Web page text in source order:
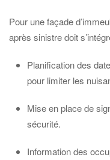
Pour une façade
après sinistre doit
Planification des
pour limiter les
Mise en place de
sécurité.
Information des